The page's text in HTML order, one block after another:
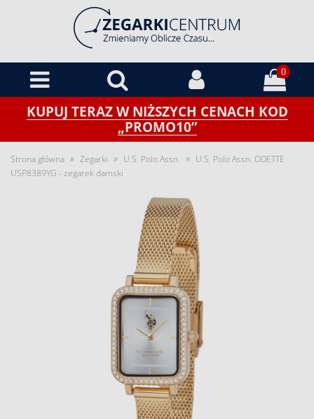
0
KUPUJ TERAZ W NIŻSZYCH CENACH KOD
„PROMO10”
Strona główna » Zegarki » U.S. Polo Assn. » U.S. Polo Assn. ODETTE
USP8389YG - zegarek damski